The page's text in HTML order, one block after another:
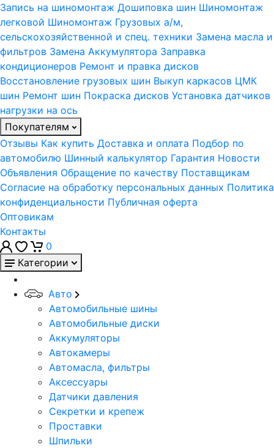
Запись на шиномонтаж Дошиповка шин Шиномонтаж
легковой Шиномонтаж Грузовых а/м,
сельскохозяйственной и спец. техники Замена масла и
фильтров Замена Аккумулятора Заправка
кондиционеров Ремонт и правка дисков
Восстановление грузовых шин Выкуп каркасов ЦМК
шин Ремонт шин Покраска дисков Установка датчиков
нагрузки на ось
Покупателям
Отзывы Как купить Доставка и оплата Подбор по
автомобилю Шинный калькулятор Гарантия Новости
Объявления Обращение по качеству Поставщикам
Согласие на обработку персональных данных Политика
конфиденциальности Публичная оферта
Оптовикам
Контакты
0
Категории
Авто
Автомобильные шины
Автомобильные диски
Аккумуляторы
Автокамеры
Автомасла, фильтры
Аксессуары
Датчики давления
Секретки и крепеж
Проставки
Шпильки